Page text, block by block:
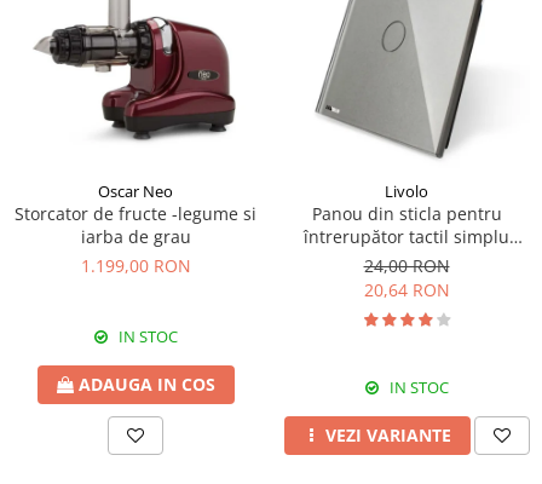
Oscar Neo
Storcator de fructe -legume si
iarba de grau
1.199,00 RON
IN STOC
ADAUGA IN COS
Livolo
Panou din sticla pentru
întrerupător tactil simplu
Livolo
24,00 RON
20,64 RON
IN STOC
VEZI VARIANTE